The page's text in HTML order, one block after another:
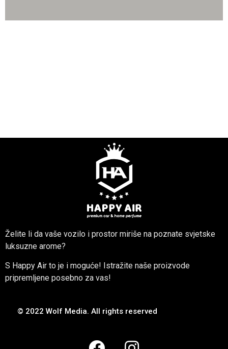
Želite li da vaše vozilo i prostor miriše na poznate svjetske
luksuzne arome?
S Happy Air to je i moguće! Istražite naše proizvode
pripremljene posebno za vas!
© 2022 Wolf Media. All rights reserved